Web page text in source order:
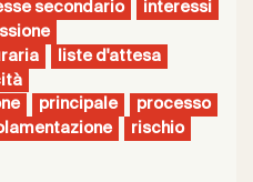
secondario
interessi
liste d'attesa
principale
processo
rischio